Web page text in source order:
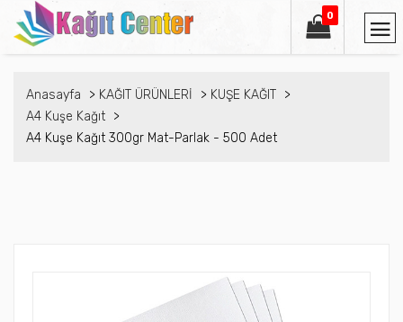
0
Anasayfa KAĞIT ÜRÜNLERİ
KUŞE KAĞIT
A4 Kuşe Kağıt
A4 Kuşe Kağıt 300gr Mat-Parlak - 500 Adet